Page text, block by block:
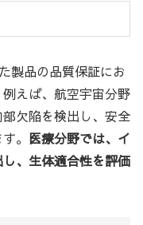
製品の品質保証にお
えば、航空宇宙分野
欠陥を検出し、安全
。 医療分野では、イ
、生体適合性を評価